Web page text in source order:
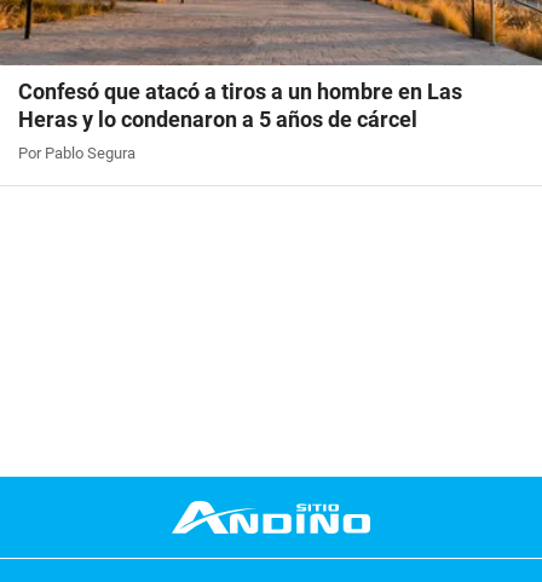
Confesó que atacó a tiros a un hombre en Las
Heras y lo condenaron a 5 años de cárcel
Por Pablo Segura